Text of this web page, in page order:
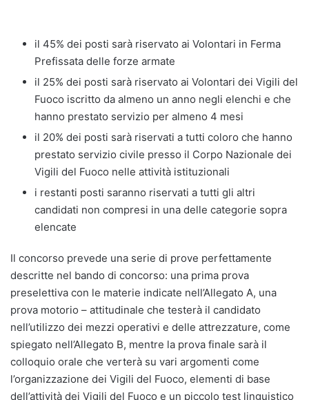
il 45% dei posti sarà riservato ai Volontari in Ferma
Prefissata delle forze armate
il 25% dei posti sarà riservato ai Volontari dei Vigili del
Fuoco iscritto da almeno un anno negli elenchi e che
hanno prestato servizio per almeno 4 mesi
il 20% dei posti sarà riservati a tutti coloro che hanno
prestato servizio civile presso il Corpo Nazionale dei
Vigili del Fuoco nelle attività istituzionali
i restanti posti saranno riservati a tutti gli altri
candidati non compresi in una delle categorie sopra
elencate
Il concorso prevede una serie di prove perfettamente
descritte nel bando di concorso: una prima prova
preselettiva con le materie indicate nell’Allegato A, una
prova motorio – attitudinale che testerà il candidato
nell’utilizzo dei mezzi operativi e delle attrezzature, come
spiegato nell’Allegato B, mentre la prova finale sarà il
colloquio orale che verterà su vari argomenti come
l’organizzazione dei Vigili del Fuoco, elementi di base
dell’attività dei Vigili del Fuoco e un piccolo test linguistico